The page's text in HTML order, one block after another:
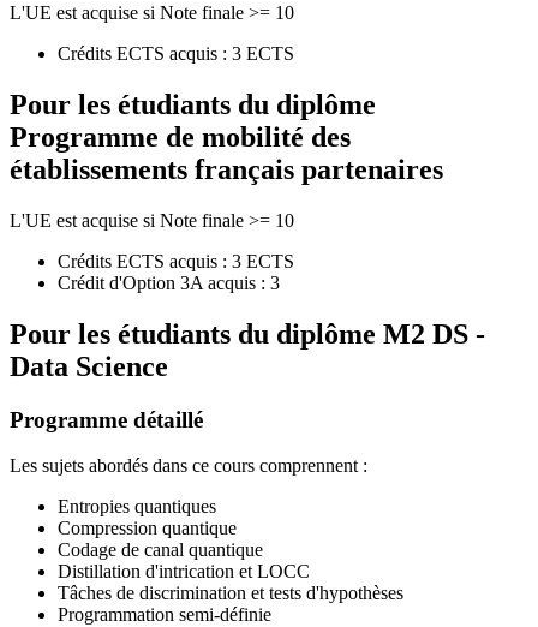
L'UE est acquise si Note finale >= 10
Crédits ECTS acquis : 3 ECTS
Pour les étudiants du diplôme
Programme de mobilité des
établissements français partenaires
L'UE est acquise si Note finale >= 10
Crédits ECTS acquis : 3 ECTS
Crédit d'Option 3A acquis : 3
Pour les étudiants du diplôme M2 DS -
Data Science
Programme détaillé
Les sujets abordés dans ce cours comprennent :
Entropies quantiques
Compression quantique
Codage de canal quantique
Distillation d'intrication et LOCC
Tâches de discrimination et tests d'hypothèses
Programmation semi-définie